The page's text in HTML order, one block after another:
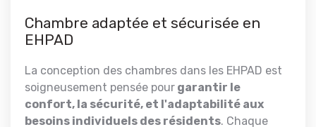
Chambre adaptée et sécurisée en
EHPAD
La conception des chambres dans les EHPAD est
soigneusement pensée pour garantir le
confort, la sécurité, et l'adaptabilité aux
besoins individuels des résidents. Chaque